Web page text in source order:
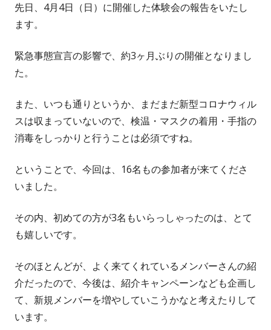
先日、4月4日（日）に開催した体験会の報告をいたし
ます。
緊急事態宣言の影響で、約3ヶ月ぶりの開催となりまし
た。
また、いつも通りというか、まだまだ新型コロナウィル
スは収まっていないので、検温・マスクの着用・手指の
消毒をしっかりと行うことは必須ですね。
ということで、今回は、16名もの参加者が来てくださ
いました。
その内、初めての方が3名もいらっしゃったのは、とて
も嬉しいです。
そのほとんどが、よく来てくれているメンバーさんの紹
介だったので、今後は、紹介キャンペーンなども企画し
て、新規メンバーを増やしていこうかなと考えたりして
います。